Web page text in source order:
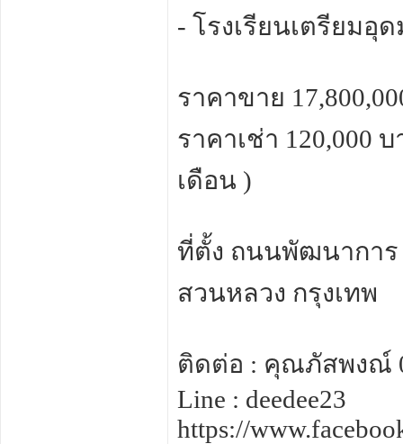
- โรงเรียนเตรียมอุ
ราคาขาย
ราคาเช่า 120,000
เดือน )
ที่ตั้ง ถนนพัฒนาการ
สวนหลวง กรุงเทพ
ติดต่อ : คุณภัสพงณ์
Line : deedee23
https://